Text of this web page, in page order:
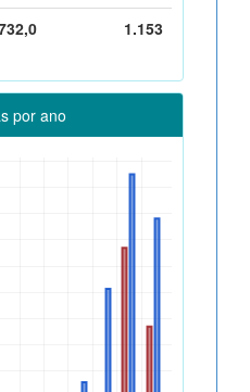
1.153
por ano